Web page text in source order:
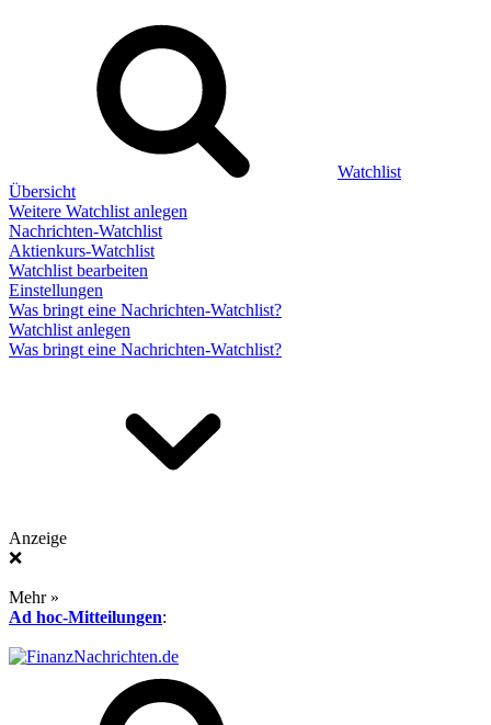
Watchlist
Übersicht
Weitere Watchlist anlegen
Nachrichten-Watchlist
Aktienkurs-Watchlist
Watchlist bearbeiten
Einstellungen
Was bringt eine Nachrichten-Watchlist?
Watchlist anlegen
Was bringt eine Nachrichten-Watchlist?
Anzeige
❌
Mehr »
Ad hoc-Mitteilungen: